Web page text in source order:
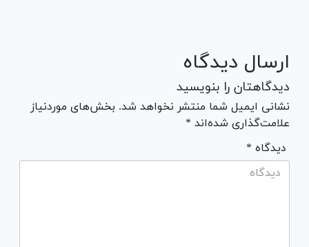
ارسال دیدگاه
دیدگاهتان را بنویسید
نشانی ایمیل شما منتشر نخواهد شد. بخش‌های موردنیاز
علامت‌گذاری شده‌اند *
* دیدگاه